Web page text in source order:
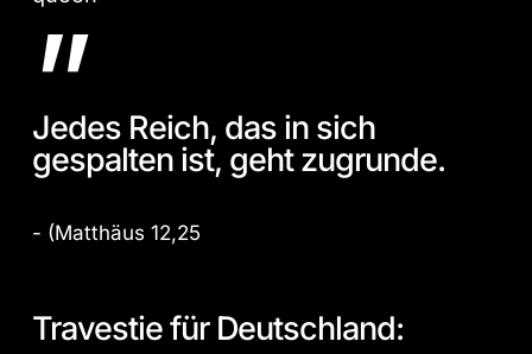
”
Jedes Reich, das in sich
gespalten ist, geht zugrunde.
- (Matthäus 12,25
Travestie für Deutschland: